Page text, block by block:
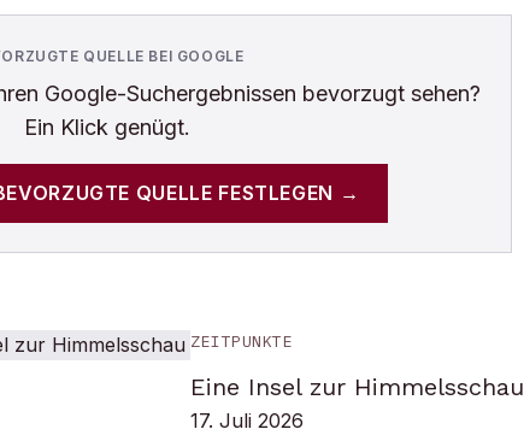
QUELLE BEI GOOGLE
Google-Suchergebnissen bevorzugt sehen?
Ein Klick genügt.
QUELLE FESTLEGEN →
ZEITPUNKTE
Eine Insel zur Himmelsschau
17. Juli 2026